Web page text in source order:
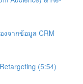
งจากข้อมูล CRM
(5:54)